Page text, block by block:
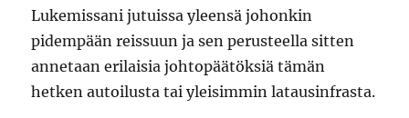
Lukemissani jutuissa yleensä johonkin
pidempään reissuun ja sen perusteella sitten
annetaan erilaisia johtopäätöksiä tämän
hetken autoilusta tai yleisimmin latausinfrasta.